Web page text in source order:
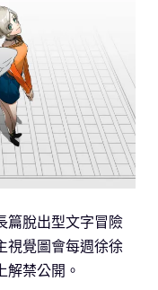
篇脫出型文字冒險
視覺圖會每週徐徐
解禁公開。